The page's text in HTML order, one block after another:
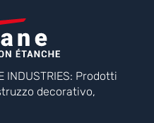
INDUSTRIES: Prodotti
decorativo,